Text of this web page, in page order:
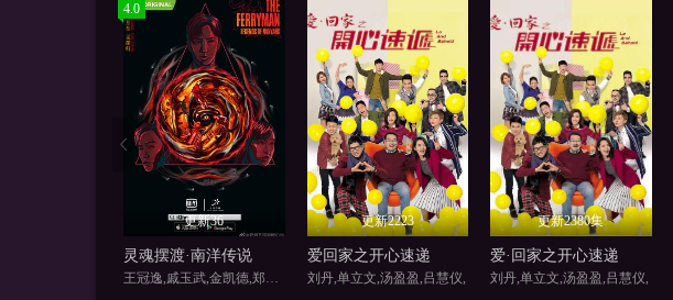
4.0
更新36
灵魂摆渡·南洋传说
王冠逸,戚玉武,金凯德,郑斌辉
更新2223
爱回家之开心速递
刘丹,单立文,汤盈盈,吕慧仪,
更新2380集
爱·回家之开心速递
刘丹,单立文,汤盈盈,吕慧仪,